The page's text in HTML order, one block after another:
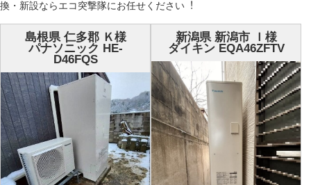
換・新設ならエコ突撃隊にお任せください︕
島根県 仁多郡 Ｋ様
パナソニック HE-
D46FQS
新潟県 新潟市 Ｉ様
ダイキン EQA46ZFTV